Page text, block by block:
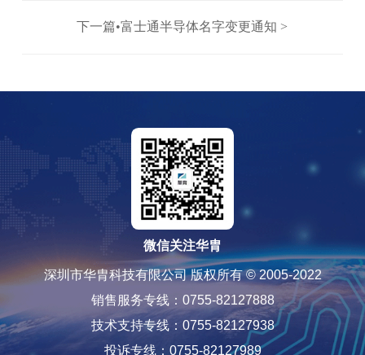
下一篇•富士通半导体名字变更通知 >
微信关注华胄
深圳市华胄科技有限公司 版权所有 © 2005-2022
销售服务专线：0755-82127888
技术支持专线：0755-82127938
投诉专线：0755-82127989